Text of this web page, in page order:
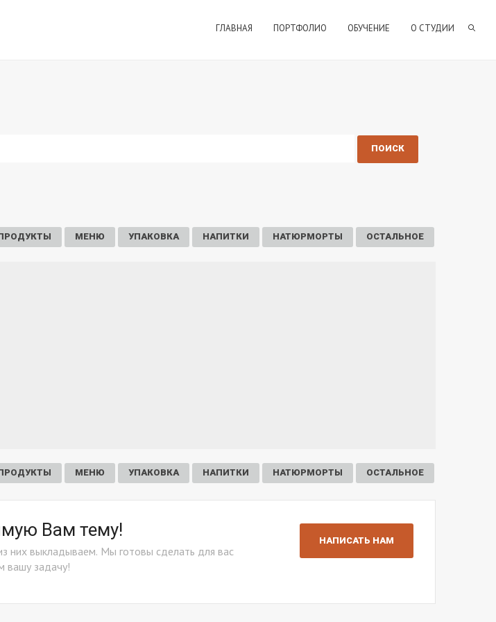
ГЛАВНАЯ ПОРТФОЛИО ОБУЧЕНИЕ О СТУДИИ
ОСТАЛЬНОЕ
НАТЮРМОРТЫ
НАПИТКИ
УПАКОВКА
МЕНЮ
ОСТАЛЬНОЕ
НАТЮРМОРТЫ
НАПИТКИ
УПАКОВКА
МЕНЮ
Вам тему!
них выкладываем. Мы готовы сделать для вас
вашу задачу!
НАПИСАТЬ НАМ